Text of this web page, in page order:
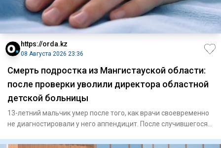
https://orda.kz
08 Августа 2026 23:36
Смерть подростка из Мангистауской области:
после проверки уволили директора областной
детской больницы
13-летний мальчик умер после того, как врачи своевременно
не диагностировали у него аппендицит. После случившегося